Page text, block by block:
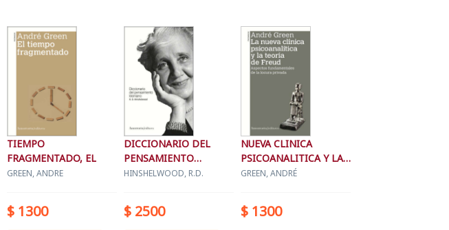
TIEMPO
FRAGMENTADO, EL
GREEN, ANDRE
$ 1300
DICCIONARIO DEL
PENSAMIENTO
KLEINIANO
HINSHELWOOD, R.D.
$ 2500
NUEVA CLINICA
PSICOANALITICA Y LA
TEORIA DE FREUD
GREEN, ANDRÉ
$ 1300